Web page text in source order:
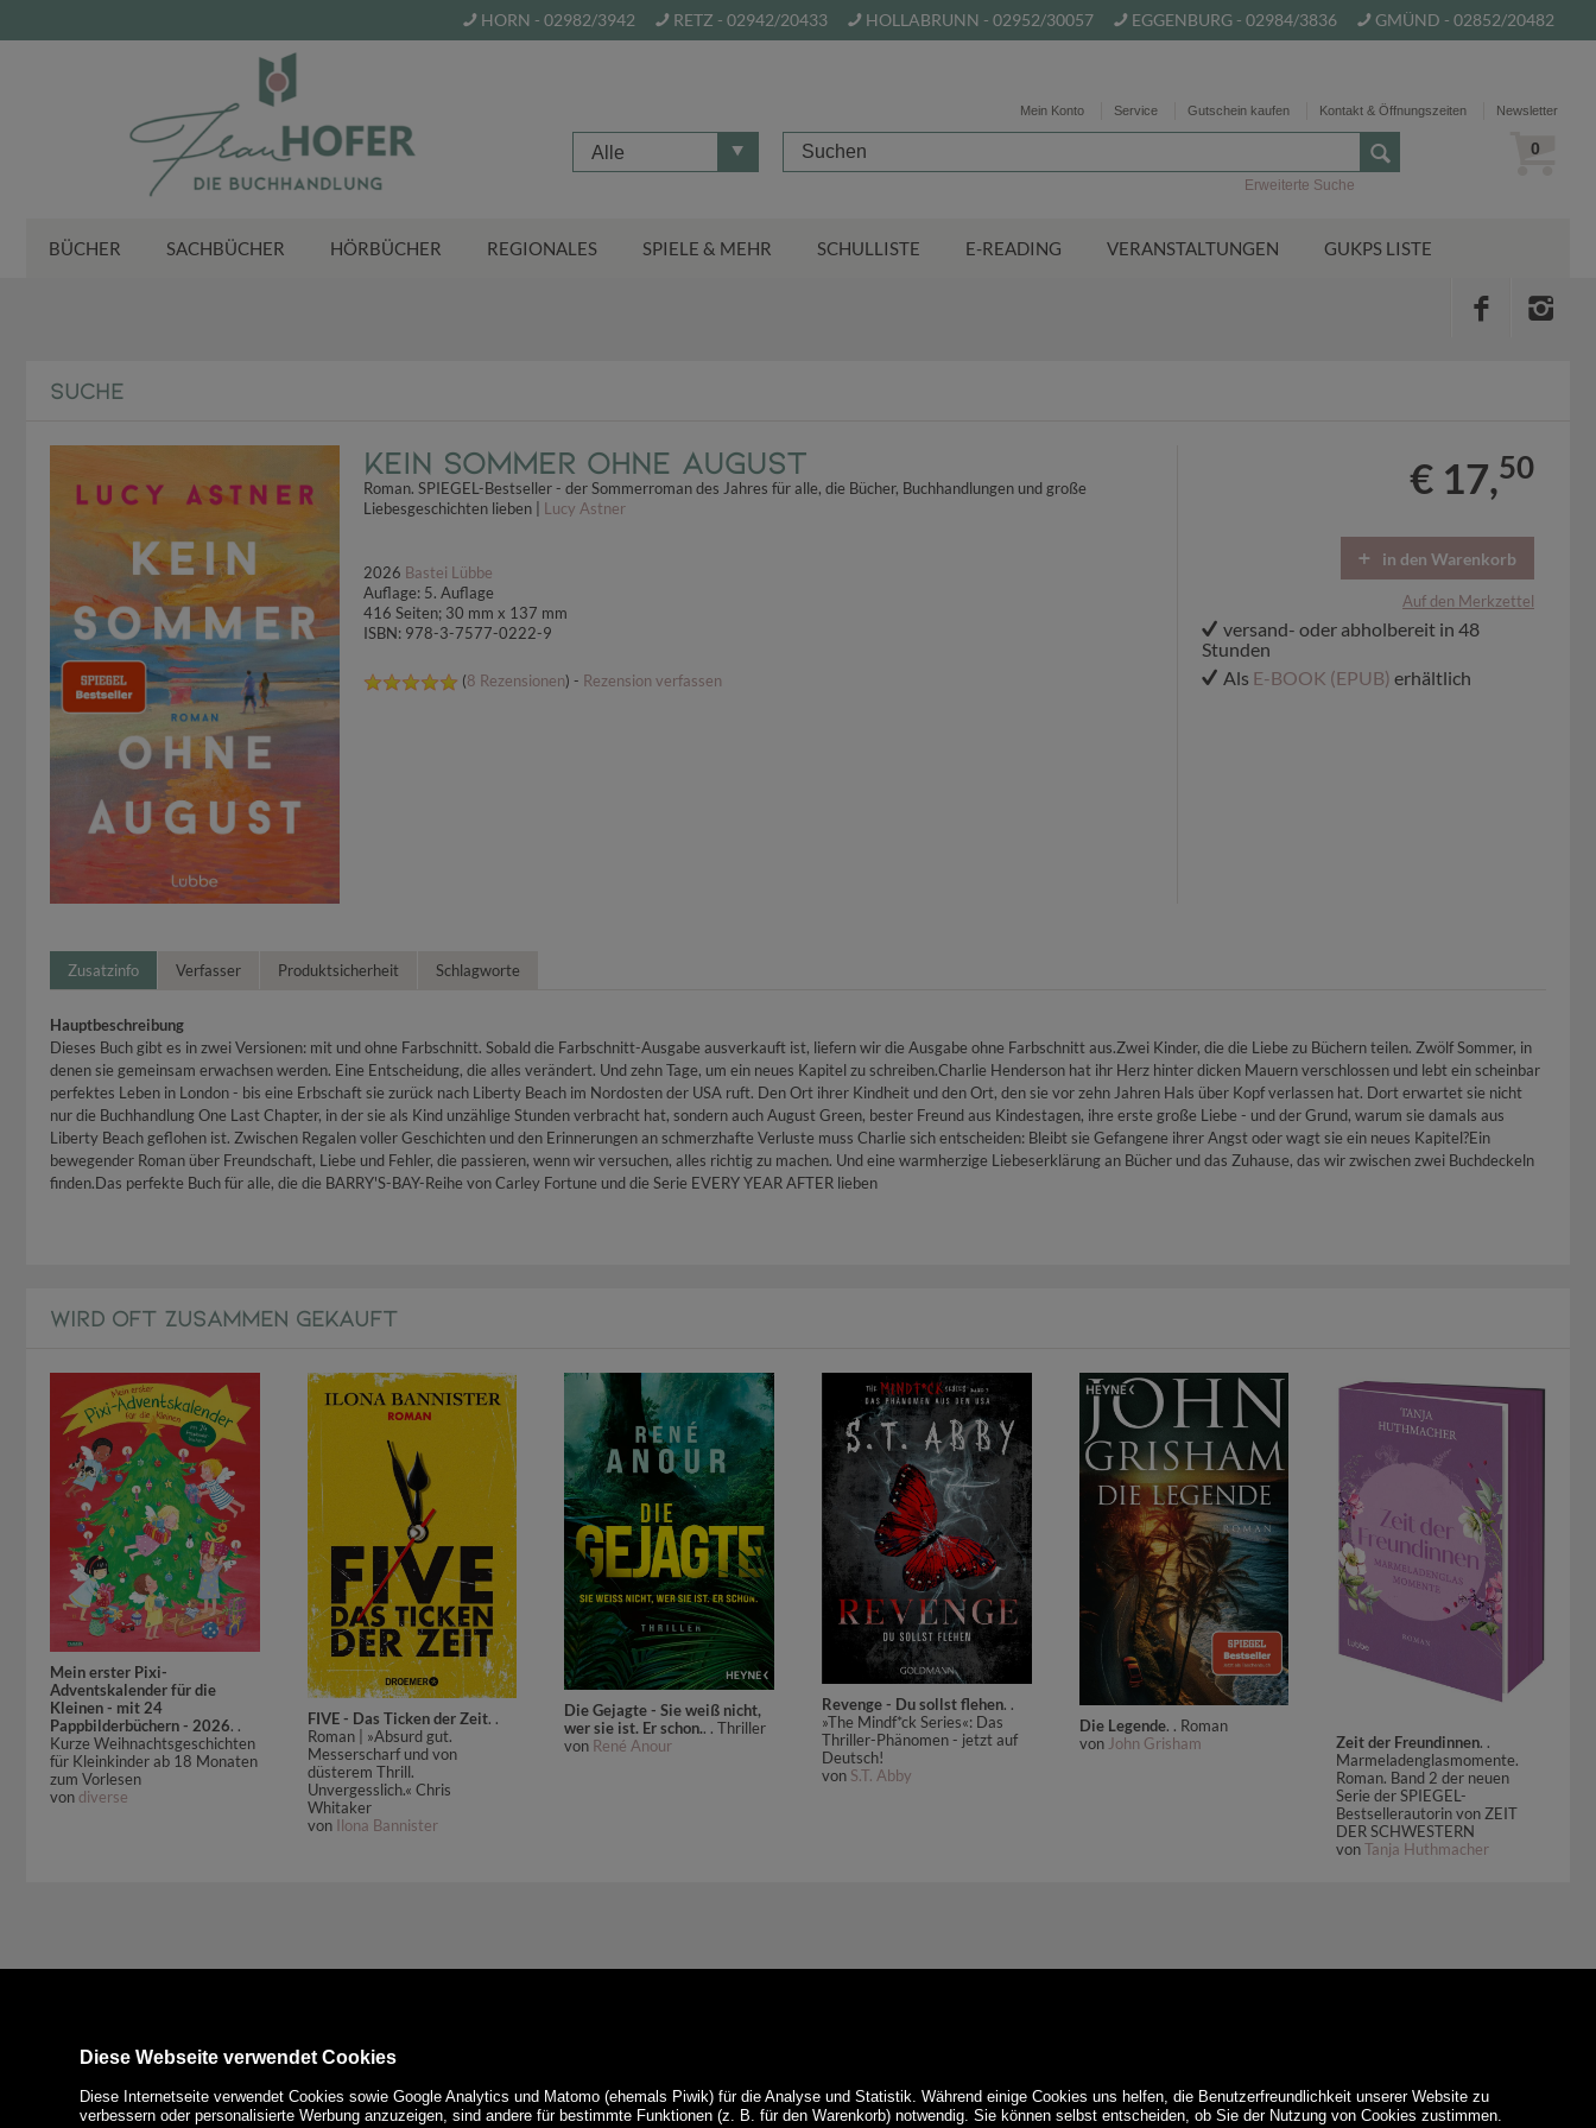
HORN - 02982/3942 RETZ - 02942/20433 HOLLABRUNN - 02952/30057 EGGENBURG - 02984/3836 GMÜND - 02852/20482
Mein Konto Service Gutschein kaufen Kontakt & Öffnungszeiten Newsletter
Alle 0
Erweiterte Suche
BÜCHER SACHBÜCHER HÖRBÜCHER REGIONALES SPIELE & MEHR SCHULLISTE E-READING VERANSTALTUNGEN GUKPS LISTE
SUCHE
Kein Sommer ohne August
Roman. SPIEGEL-Bestseller - der Sommerroman des Jahres für alle, die Bücher, Buchhandlungen und große
Liebesgeschichten lieben | Lucy Astner
2026 Bastei Lübbe
Auflage: 5. Auflage
416 Seiten; 30 mm x 137 mm
ISBN: 978-3-7577-0222-9
(8 Rezensionen) - Rezension verfassen
€ 17,50
in den Warenkorb
Auf den Merkzettel
versand- oder abholbereit in 48
Stunden
Als E-BOOK (EPUB) erhältlich
Zusatzinfo Verfasser Produktsicherheit Schlagworte
Hauptbeschreibung
Dieses Buch gibt es in zwei Versionen: mit und ohne Farbschnitt. Sobald die Farbschnitt-Ausgabe ausverkauft ist, liefern wir die Ausgabe ohne Farbschnitt aus.Zwei Kinder, die die Liebe zu Büchern teilen. Zwölf Sommer, in
denen sie gemeinsam erwachsen werden. Eine Entscheidung, die alles verändert. Und zehn Tage, um ein neues Kapitel zu schreiben.Charlie Henderson hat ihr Herz hinter dicken Mauern verschlossen und lebt ein scheinbar
perfektes Leben in London - bis eine Erbschaft sie zurück nach Liberty Beach im Nordosten der USA ruft. Den Ort ihrer Kindheit und den Ort, den sie vor zehn Jahren Hals über Kopf verlassen hat. Dort erwartet sie nicht
nur die Buchhandlung One Last Chapter, in der sie als Kind unzählige Stunden verbracht hat, sondern auch August Green, bester Freund aus Kindestagen, ihre erste große Liebe - und der Grund, warum sie damals aus
Liberty Beach geflohen ist. Zwischen Regalen voller Geschichten und den Erinnerungen an schmerzhafte Verluste muss Charlie sich entscheiden: Bleibt sie Gefangene ihrer Angst oder wagt sie ein neues Kapitel?Ein
bewegender Roman über Freundschaft, Liebe und Fehler, die passieren, wenn wir versuchen, alles richtig zu machen. Und eine warmherzige Liebeserklärung an Bücher und das Zuhause, das wir zwischen zwei Buchdeckeln
finden.Das perfekte Buch für alle, die die BARRY'S-BAY-Reihe von Carley Fortune und die Serie EVERY YEAR AFTER lieben
WIRD OFT ZUSAMMEN GEKAUFT
Mein erster Pixi-
Adventskalender für die
Kleinen - mit 24
Pappbilderbüchern - 2026. .
Kurze Weihnachtsgeschichten
für Kleinkinder ab 18 Monaten
zum Vorlesen
von diverse
FIVE - Das Ticken der Zeit. .
Roman | »Absurd gut.
Messerscharf und von
düsterem Thrill.
Unvergesslich.« Chris
Whitaker
von Ilona Bannister
Die Gejagte - Sie weiß nicht,
wer sie ist. Er schon.. . Thriller
von René Anour
Revenge - Du sollst flehen. .
»The Mindf*ck Series«: Das
Thriller-Phänomen - jetzt auf
Deutsch!
von S.T. Abby
Die Legende. . Roman
von John Grisham Zeit der Freundinnen. .
Marmeladenglasmomente.
Roman. Band 2 der neuen
Serie der SPIEGEL-
Bestsellerautorin von ZEIT
DER SCHWESTERN
vonTanja Huthmacher
Diese Webseite verwendet Cookies
Diese Internetseite verwendet Cookies sowie Google Analytics und Matomo (ehemals Piwik) für die Analyse und Statistik. Während einige Cookies uns helfen, die Benutzerfreundlichkeit unserer Website zu
verbessern oder personalisierte Werbung anzuzeigen, sind andere für bestimmte Funktionen (z. B. für den Warenkorb) notwendig. Sie können selbst entscheiden, ob Sie der Nutzung von Cookies zustimmen.